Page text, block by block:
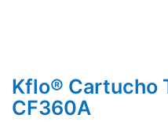
Kflo® Cartucho
CF360A